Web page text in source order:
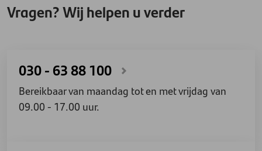
Vragen? Wij helpen u verder
030 - 63 88 100
Bereikbaar van maandag tot en met vrijdag van
09.00 - 17.00 uur.